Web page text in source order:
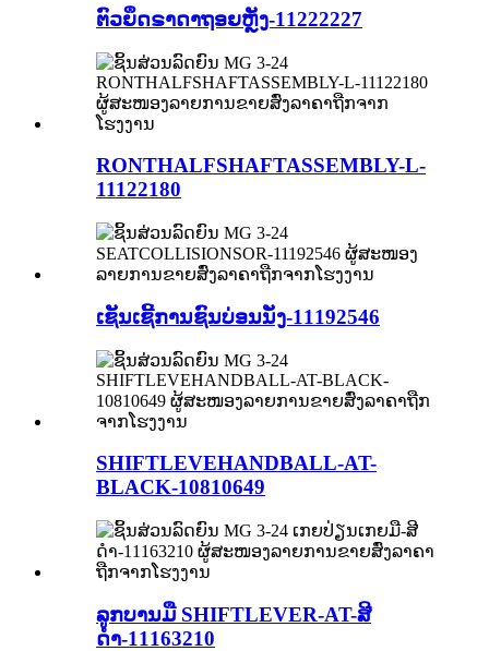
ຕົວຍຶດຣາດາຖອຍຫຼັງ-11222227
RONTHALFSHAFTASSEMBLY-L-
11122180
ເຊັນເຊີ້ການຊົນບ່ອນນັ່ງ-11192546
SHIFTLEVEHANDBALL-AT-
BLACK-10810649
ລູກບານມື SHIFTLEVER-AT-ສີ
ດຳ-11163210